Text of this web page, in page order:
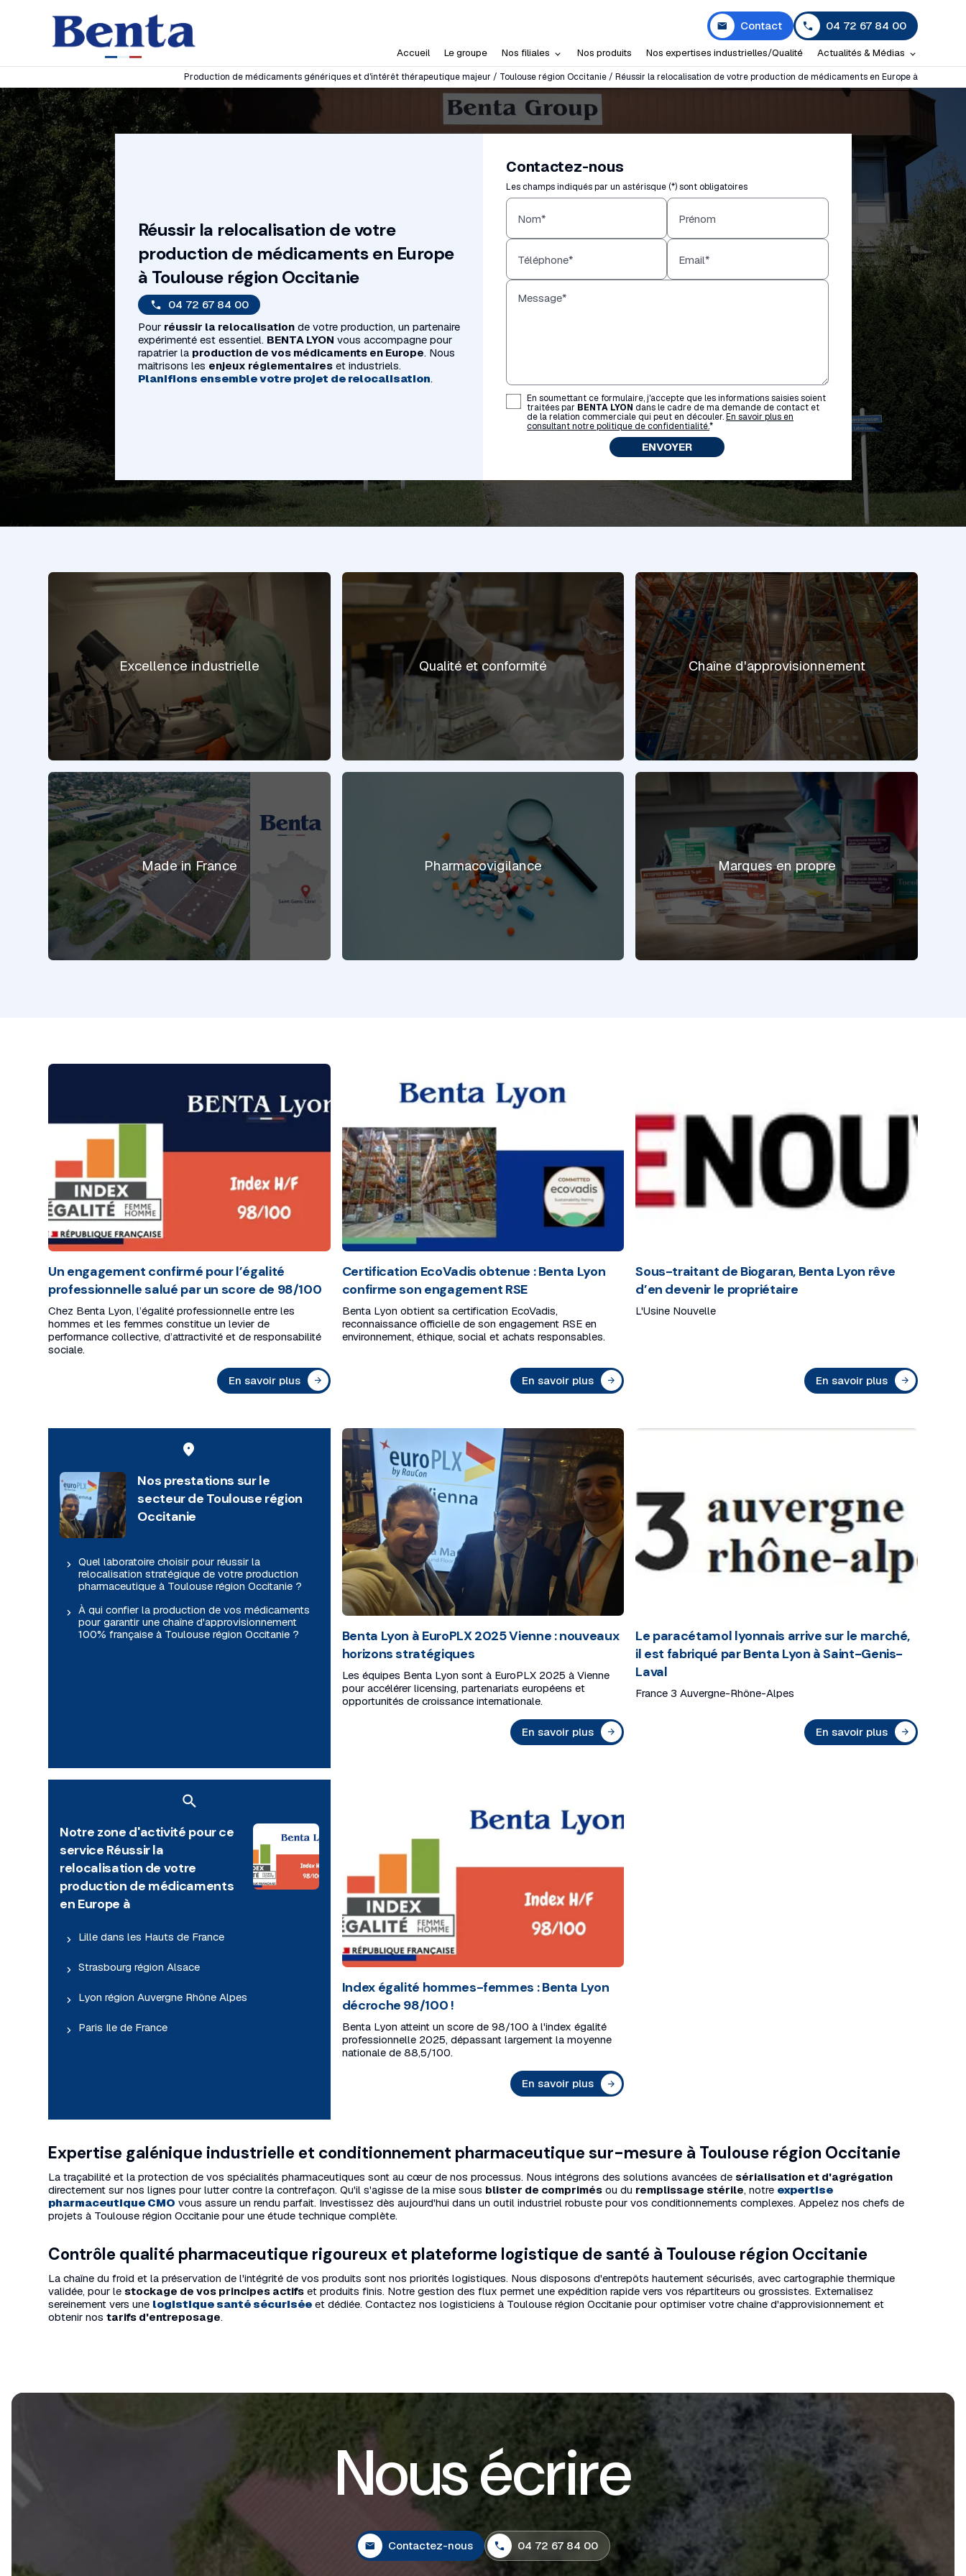
Contact 04 72 67 84 00
Accueil Le groupe Nos filiales Nos produits Nos expertises industrielles/Qualité Actualités & Médias
Production de médicaments génériques et d'intérêt thérapeutique majeur / Toulouse région Occitanie / Réussir la relocalisation de votre production de médicaments en Europe à
Réussir la relocalisation de votre
production de médicaments en Europe
à Toulouse région Occitanie
04 72 67 84 00
Pour réussir la relocalisationde votre production, un partenaire
expérimenté est essentiel. BENTA LYON vous accompagne pour
rapatrier la production de vos médicaments en Europe. Nous
maîtrisons les enjeux réglementaireset industriels.
Planifions ensemble votre projet de relocalisation.
Contactez-nous
Les champs indiqués par un astérisque (*) sont obligatoires
Nom* Prénom
Téléphone* Email*
Message*
En soumettant ce formulaire, j'accepte que les informations saisies soient
traitées par BENTA LYON dans le cadre de ma demande de contact et
de la relation commerciale qui peut en découler.En savoir plus en
consultant notre politique de confidentialité.*
Excellence industrielle Qualité et conformité Chaîne d'approvisionnement
Made in France Pharmacovigilance Marques en propre
Un engagement confirmé pour l’égalité
professionnelle salué par un score de 98/100
Chez Benta Lyon, l’égalité professionnelle entre les
hommes et les femmes constitue un levier de
performance collective, d’attractivité et de responsabilité
sociale.
En savoir plus
Certification EcoVadis obtenue : Benta Lyon
confirme son engagement RSE
Benta Lyon obtient sa certification EcoVadis,
reconnaissance officielle de son engagement RSE en
environnement, éthique, social et achats responsables.
En savoir plus
Sous-traitant de Biogaran, Benta Lyon rêve
d’en devenir le propriétaire
L'Usine Nouvelle
En savoir plus
Nos prestations sur le
secteur de Toulouse région
Occitanie
Quel laboratoire choisir pour réussir la
relocalisation stratégique de votre production
pharmaceutique à Toulouse région Occitanie ?
À qui confier la production de vos médicaments
pour garantir une chaîne d'approvisionnement
100% française à Toulouse région Occitanie ?
Benta Lyon à EuroPLX 2025 Vienne : nouveaux
horizons stratégiques
Les équipes Benta Lyon sont à EuroPLX 2025 à Vienne
pour accélérer licensing, partenariats européens et
opportunités de croissance internationale.
En savoir plus
Le paracétamol lyonnais arrive sur le marché,
il est fabriqué par Benta Lyon à Saint-Genis-
Laval
France 3 Auvergne-Rhône-Alpes
En savoir plus
Notre zone d'activité pour ce
service Réussir la
relocalisation de votre
production de médicaments
en Europe à
Lille dans les Hauts de France
Strasbourg région Alsace
Lyon région Auvergne Rhône Alpes
Paris Ile de France
Index égalité hommes-femmes : Benta Lyon
décroche 98/100 !
Benta Lyon atteint un score de 98/100 à l'index égalité
professionnelle 2025, dépassant largement la moyenne
nationale de 88,5/100.
En savoir plus
Expertise galénique industrielle et conditionnement pharmaceutique sur-mesure à Toulouse région Occitanie
La traçabilité et la protection de vos spécialités pharmaceutiques sont au cœur de nos processus. Nous intégrons des solutions avancées desérialisation et d'agrégation
directement sur nos lignes pour lutter contre la contrefaçon. Qu'il s'agisse de la mise sous blister de comprimés ou du remplissage stérile, notre expertise
pharmaceutique CMO vous assure un rendu parfait. Investissez dès aujourd'hui dans un outil industriel robuste pour vos conditionnements complexes. Appelez nos chefs de
projets à Toulouse région Occitanie pour une étude technique complète.
Contrôle qualité pharmaceutique rigoureux et plateforme logistique de santé à Toulouse région Occitanie
La chaîne du froid et la préservation de l'intégrité de vos produits sont nos priorités logistiques. Nous disposons d'entrepôts hautement sécurisés, avec cartographie thermique
validée, pour lestockage de vos principes actifs et produits finis. Notre gestion des flux permet une expédition rapide vers vos répartiteurs ou grossistes. Externalisez
sereinement vers une logistique santé sécurisée et dédiée. Contactez nos logisticiens à Toulouse région Occitanie pour optimiser votre chaîne d'approvisionnement et
obtenir nostarifs d'entreposage.
Nousécrire
Contactez-nous 04 72 67 84 00